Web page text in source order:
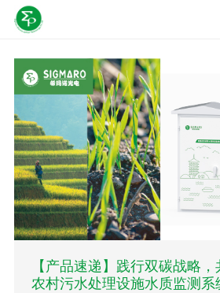
【产品速递】践行双碳战略，
农村污水处理设施水质监测系